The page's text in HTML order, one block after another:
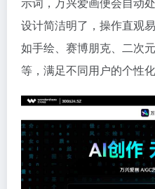
设计简洁明了，操作直观
如手绘、赛博朋克、二次
等，满足不同用户的个性化